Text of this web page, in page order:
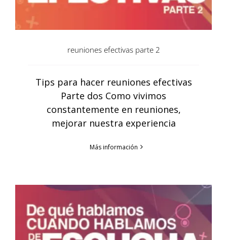
reuniones efectivas parte 2
Tips para hacer reuniones efectivas
Parte dos Como vivimos
constantemente en reuniones,
mejorar nuestra experiencia
Más información